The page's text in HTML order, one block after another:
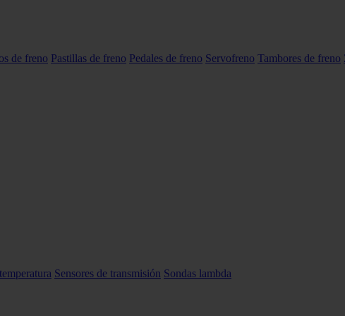
de freno Pastillas de freno Pedales de freno Servofreno Tambores de freno
Sensores de transmisión Sondas lambda